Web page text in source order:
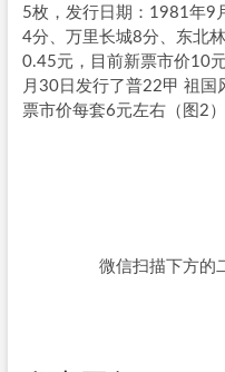
5枚，发行日期：1981年9
4分、万里长城8分、东北
0.45元，目前新票市价10
月30日发行了普22甲 祖国
票市价每套6元左右（图2）
微信扫描下方的